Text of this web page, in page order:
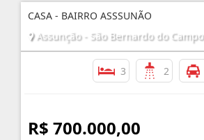
CASA - BAIRRO ASSSUNÃO
Assunção - São Bernardo do Campo
3 2
R$ 700.000,00